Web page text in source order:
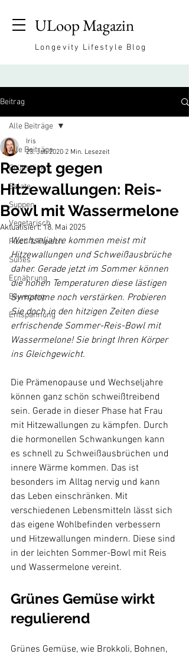
ULoop Magazin
Longevity Lifestyle Blog
Beitrag
Alle Beiträge
Frühstück
Salate
Suppen
Vegetarisch
Fisch & Fleisch
Süßes
Ernährung
Bewegung
Entspannung
Alle Beiträge
Rezept gegen
Hitzewallungen: Reis-
Bowl mit Wassermelone
Iris
23. Juli 2020 2 Min. Lesezeit
Aktualisiert:18. Mai 2025
Wechseljahre kommen meist mit
Hitzewallungen und Schweißausbrüche
daher. Gerade jetzt im Sommer können
die hohen Temperaturen diese lästigen
Symptome noch verstärken. Probieren
Sie doch in den hitzigen Zeiten diese
erfrischende Sommer-Reis-Bowl mit
Wassermelone! Sie bringt Ihren Körper
ins Gleichgewicht.
Die Prämenopause und Wechseljahre
können ganz schön schweißtreibend
sein. Gerade in dieser Phase hat Frau
mit Hitzewallungen zu kämpfen. Durch
die hormonellen Schwankungen kann
es schnell zu Schweißausbrüchen und
innere Wärme kommen. Das ist
besonders im Alltag nervig und kann
das Leben einschränken. Mit
verschiedenen Lebensmitteln lässt sich
das eigene Wohlbefinden verbessern
und Hitzewallungen mindern. Diese sind
in der leichten Sommer-Bowl mit Reis
Grünes Gemüse wirkt
regulierend
Grünes Gemüse, wie Brokkoli, Bohnen,